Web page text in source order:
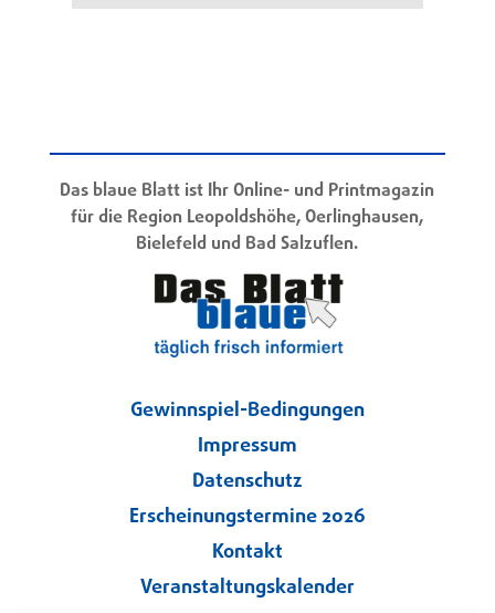
Das blaue Blatt ist Ihr Online- und Printmagazin
für die Region Leopoldshöhe, Oerlinghausen,
Bielefeld und Bad Salzuflen.
Gewinnspiel-Bedingungen
Impressum
Datenschutz
Erscheinungstermine 2026
Kontakt
Veranstaltungskalender